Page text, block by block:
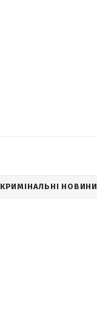
КРИМІНАЛЬНІ НОВИНИ